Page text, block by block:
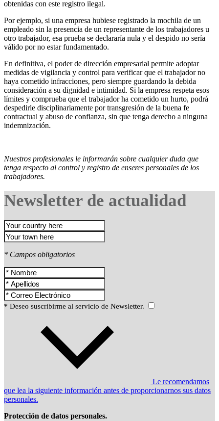
obtenidas con este registro ilegal.
Por ejemplo, si una empresa hubiese registrado la mochila de un
empleado sin la presencia de un representante de los trabajadores u
otro trabajador, esa prueba se declararía nula y el despido no sería
válido por no estar fundamentado.
En definitiva, el poder de dirección empresarial permite adoptar
medidas de vigilancia y control para verificar que el trabajador no
haya cometido infracciones, pero siempre guardando la debida
consideración a su dignidad e intimidad. Si la empresa respeta esos
límites y comprueba que el trabajador ha cometido un hurto, podrá
despedirle disciplinariamente por transgresión de la buena fe
contractual y abuso de confianza, sin que tenga derecho a ninguna
indemnización.
Nuestros profesionales le informarán sobre cualquier duda que
tenga respecto al control y registro de enseres personales de los
trabajadores.
Newsletter de actualidad
* Campos obligatorios
* Deseo suscribirme al servicio de Newsletter.
Le recomendamos
que lea la siguiente información antes de proporcionarnos sus datos
personales.
Protección de datos personales.